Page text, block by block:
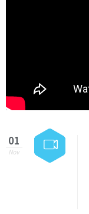
01
Nov